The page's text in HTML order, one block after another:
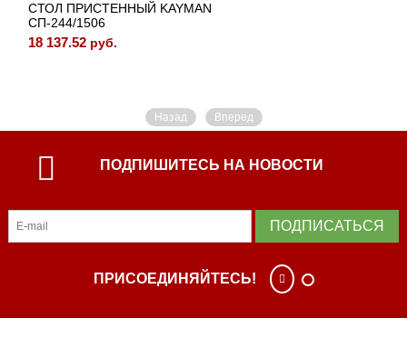
СТОЛ ПРИСТЕННЫЙ KAYMAN
СП-244/1506
18 137.52 руб.
Назад Вперед
ПОДПИШИТЕСЬ НА НОВОСТИ
ПОДПИСАТЬСЯ
ПРИСОЕДИНЯЙТЕСЬ!